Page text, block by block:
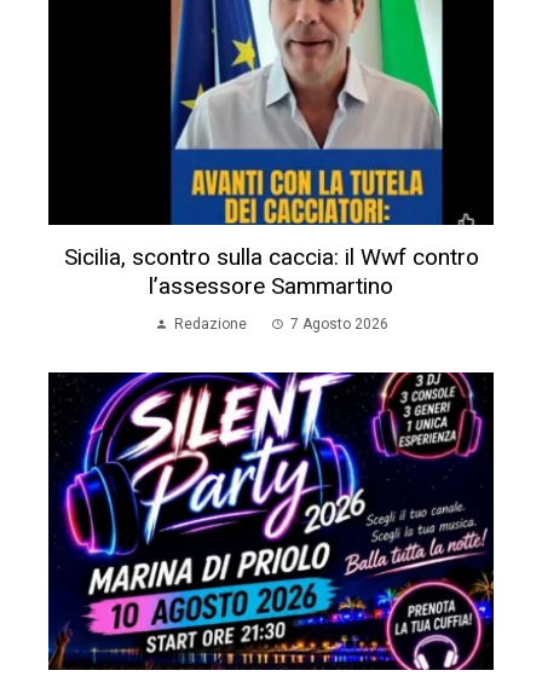
Sicilia, scontro sulla caccia: il Wwf contro
l’assessore Sammartino
Redazione 7 Agosto 2026